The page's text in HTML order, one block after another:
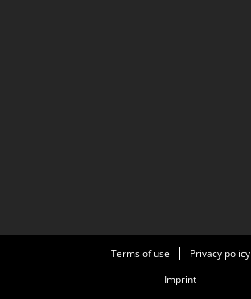
Terms of use
Privacy policy
Imprint